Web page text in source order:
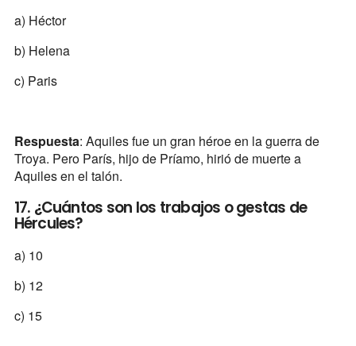
a) Héctor
b) Helena
c) Paris
Respuesta: Aquiles fue un gran héroe en la guerra de
Troya. Pero París, hijo de Príamo, hirió de muerte a
Aquiles en el talón.
17. ¿Cuántos son los trabajos o gestas de
Hércules?
a) 10
b) 12
c) 15